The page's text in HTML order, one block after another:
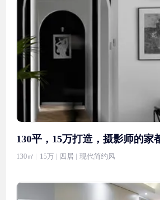
130平，15万打造，摄影师的
130㎡ | 15万 | 四居 | 现代简约风